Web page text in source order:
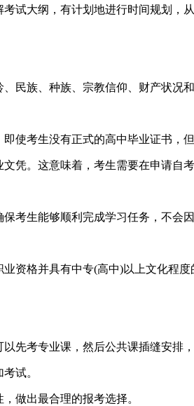
大纲，有计划地进行时间规划，从
族、种族、宗教信仰、财产状况和
考生没有正式的高中毕业证书，
。这意味着，考生需要在申请自考
生能够顺利完成学习任务，不会因
格并具有中专(高中)以上文化程度
考专业课，然后公共课插缝安排，
试。
做出最合理的报考选择。